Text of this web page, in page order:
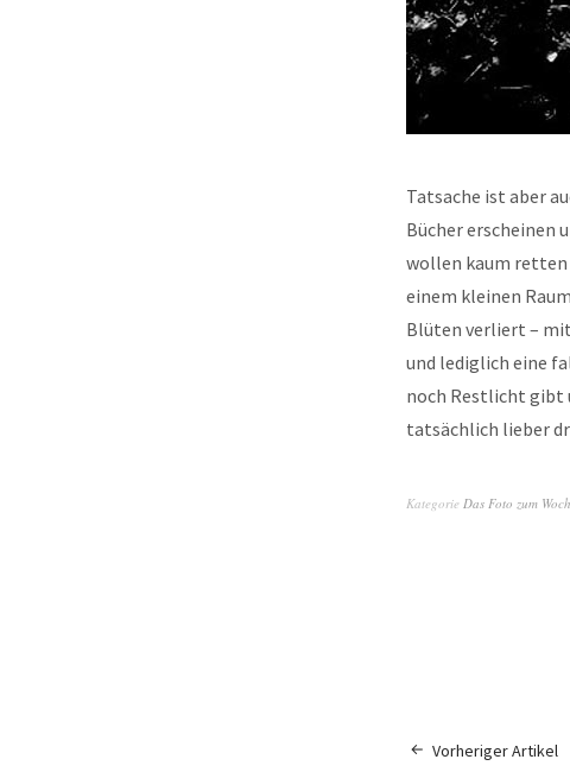
Tatsache ist aber
Bücher erscheinen
wollen kaum retten
einem kleinen
Blüten verliert –
und lediglich eine
noch Restlicht gibt
tatsächlich lieber
Kategorie Das Foto zum
Vorheriger Artikel